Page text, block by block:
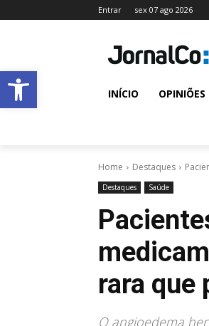
Abrir a barra de ferramentas
Entrar sex 07 ago 2026
INÍCIO
Home Destaques
Destaques Saúde
rara que
O angioedema